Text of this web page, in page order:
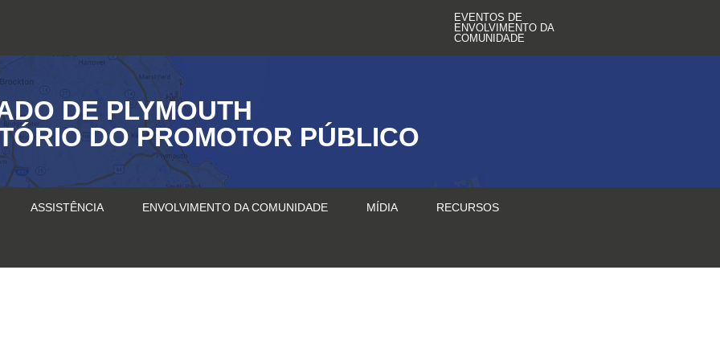
EVENTOS DE
ENVOLVIMENTO DA
COMUNIDADE
DE PLYMOUTH
DO PROMOTOR PÚBLICO
ASSISTÊNCIA ENVOLVIMENTO DA COMUNIDADE MÍDIA RECURSOS